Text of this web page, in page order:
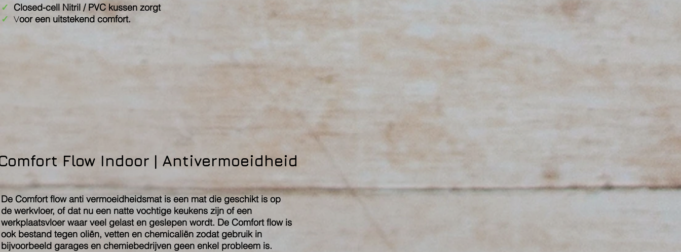
✓ Closed-cell Nitril / PVC kussen zorgt
✓ Voor een uitstekend comfort.
Flow Indoor | Antivermoeidheid
De Comfort flow anti vermoeidheidsmat is een mat die geschikt is op
de werkvloer, of dat nu een natte vochtige keukens zijn of een
werkplaatsvloer waar veel gelast en geslepen wordt. De Comfort flow is
ook bestand tegen oliën, vetten en chemicaliën zodat gebruik in
bijvoorbeeld garages en chemiebedrijven geen enkel probleem is.